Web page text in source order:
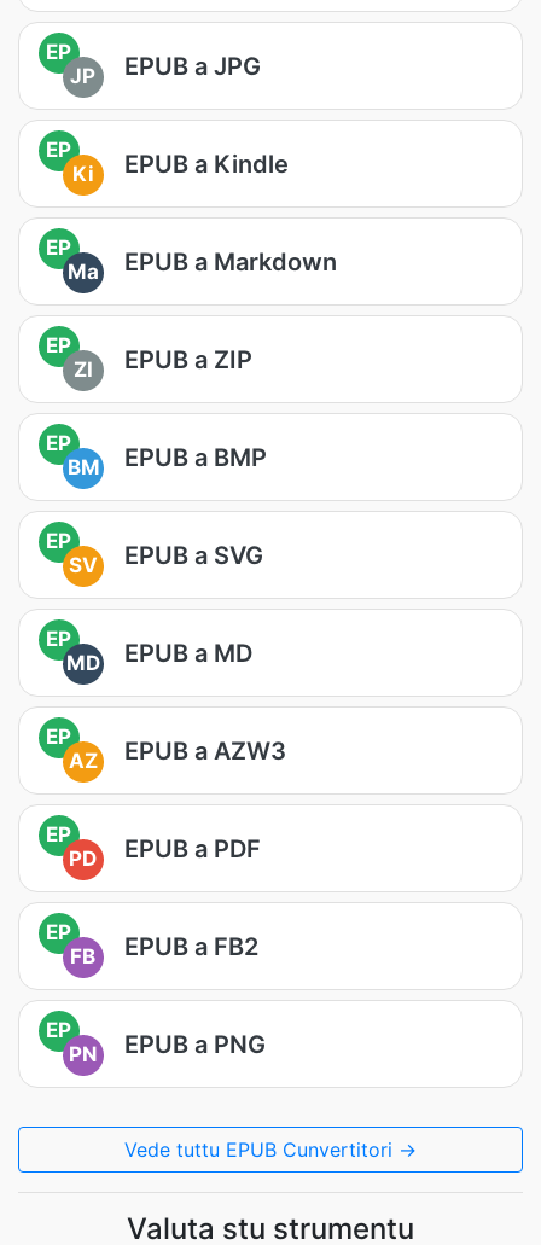
EP
JP
EPUB a JPG
EP
Ki
EPUB a Kindle
EP
Ma
EPUB a Markdown
EP
ZI
EPUB a ZIP
EP
BM
EPUB a BMP
EP
SV
EPUB a SVG
EP
MD
EPUB a MD
EP
AZ
EPUB a AZW3
EP
PD
EPUB a PDF
EP
FB
EPUB a FB2
EP
PN
EPUB a PNG
Vede tuttu EPUB Cunvertitori →
Valuta stu strumentu